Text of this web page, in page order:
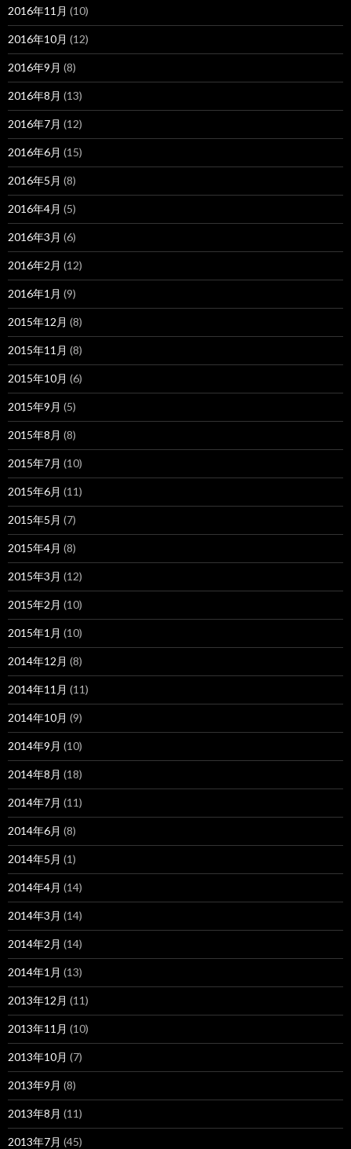
2016年11月 (10)
2016年10月 (12)
2016年9月 (8)
2016年8月 (13)
2016年7月 (12)
2016年6月 (15)
2016年5月 (8)
2016年4月 (5)
2016年3月 (6)
2016年2月 (12)
2016年1月 (9)
2015年12月 (8)
2015年11月 (8)
2015年10月 (6)
2015年9月 (5)
2015年8月 (8)
2015年7月 (10)
2015年6月 (11)
2015年5月 (7)
2015年4月 (8)
2015年3月 (12)
2015年2月 (10)
2015年1月 (10)
2014年12月 (8)
2014年11月 (11)
2014年10月 (9)
2014年9月 (10)
2014年8月 (18)
2014年7月 (11)
2014年6月 (8)
2014年5月 (1)
2014年4月 (14)
2014年3月 (14)
2014年2月 (14)
2014年1月 (13)
2013年12月 (11)
2013年11月 (10)
2013年10月 (7)
2013年9月 (8)
2013年8月 (11)
2013年7月 (45)